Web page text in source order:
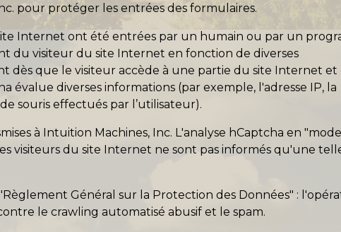
pour protéger les entrées des formulaires.
Internet ont été entrées par un humain ou par un
du visiteur du site Internet en fonction de diverses
dès que le visiteur accède à une partie du site Internet et
évalue diverses informations (par exemple, l'adresse IP, la
souris effectués par l’utilisateur).
à Intuition Machines, Inc. L'analyse hCaptcha en "mode
visiteurs du site Internet ne sont pas informés qu'une
Général sur la Protection des Données" :
le crawling automatisé abusif et le spam.